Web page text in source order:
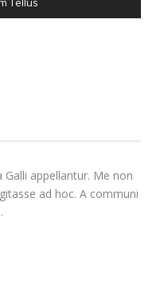
appellantur. Me non
ad hoc. A communi